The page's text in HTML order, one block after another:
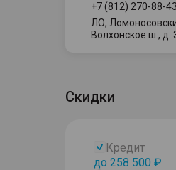
+7 (812) 270-88-43
ЛО,
Волхонское ш., д.
Скидки
Кредит
до 258 500 ₽